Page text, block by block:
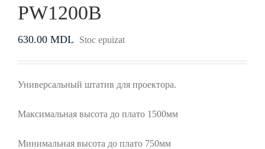
PW1200В
630.00 MDL Stoc epuizat
Универсальный штатив для проектора.
Максимальная высота до плато 1500мм
Минимальная высота до плато 750мм